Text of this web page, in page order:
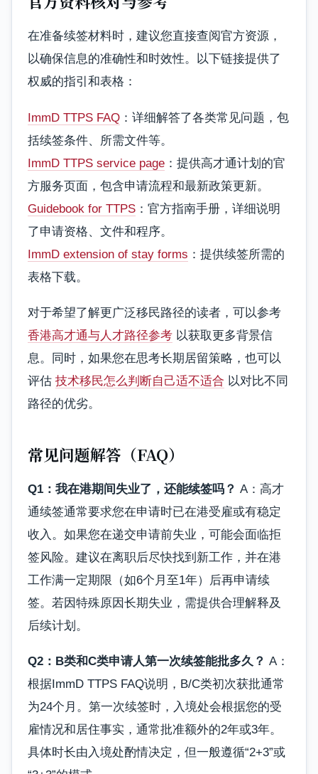
在准备续签材料时，建议您直接查阅官方资源，
以确保信息的准确性和时效性。以下链接提供了
权威的指引和表格：
ImmD TTPS FAQ ：详细解答了各类常见问题，包
括续签条件、所需文件等。
ImmD TTPS service page ：提供高才通计划的官
方服务页面，包含申请流程和最新政策更新。
Guidebook for TTPS ：官方指南手册，详细说明
了申请资格、文件和程序。
ImmD extension of stay forms ：提供续签所需的
表格下载。
对于希望了解更广泛移民路径的读者，可以参考
香港高才通与人才路径参考 以获取更多背景信
息。同时，如果您在思考长期居留策略，也可以
评估 技术移民怎么判断自己适不适合 以对比不同
路径的优劣。
常见问题解答（FAQ）
Q1：我在港期间失业了，还能续签吗？ A：高才
通续签通常要求您在申请时已在港受雇或有稳定
收入。如果您在递交申请前失业，可能会面临拒
签风险。建议在离职后尽快找到新工作，并在港
工作满一定期限（如6个月至1年）后再申请续
签。若因特殊原因长期失业，需提供合理解释及
后续计划。
Q2：B类和C类申请人第一次续签能批多久？ A：
根据ImmD TTPS FAQ说明，B/C类初次获批通常
为24个月。第一次续签时，入境处会根据您的受
雇情况和居住事实，通常批准额外的2年或3年。
具体时长由入境处酌情决定，但一般遵循“2+3”或